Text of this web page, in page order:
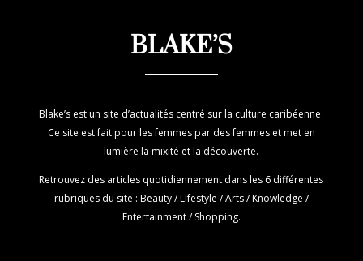
BLAKE’S
Blake’s est un site d’actualités centré sur la culture caribéenne.
Ce site est fait pour les femmes par des femmes et met en
lumière la mixité et la découverte.
Retrouvez des articles quotidiennement dans les 6 différentes
rubriques du site : Beauty / Lifestyle / Arts / Knowledge /
Entertainment / Shopping.